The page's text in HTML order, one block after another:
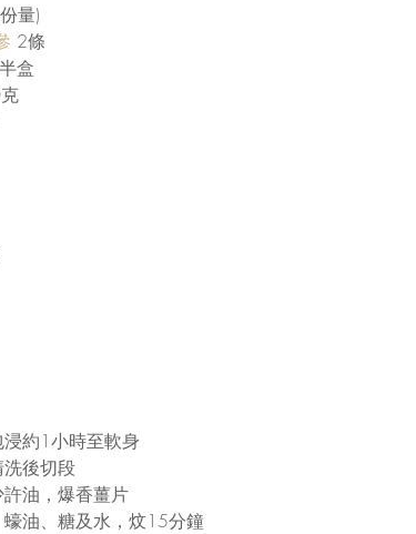
量)
2條
半盒
約1小時至軟身
後切段
油，爆香薑片
油、糖及水，炆15分鐘